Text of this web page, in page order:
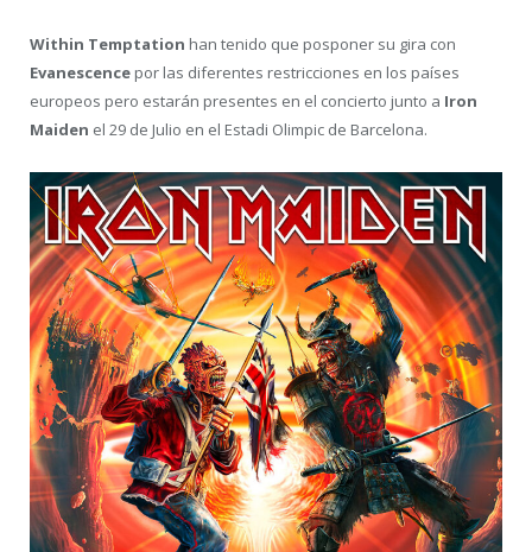
Within Temptation han tenido que posponer su gira con
Evanescence por las diferentes restricciones en los países
europeos pero estarán presentes en el concierto junto a Iron
Maiden el 29 de Julio en el Estadi Olimpic de Barcelona.